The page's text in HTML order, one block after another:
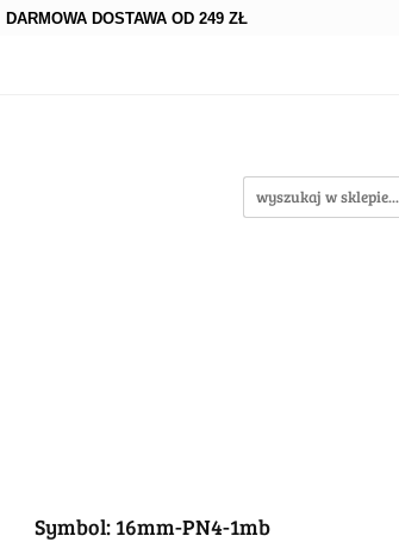
DARMOWA DOSTAWA OD 249 ZŁ
Symbol: 16mm-PN4-1mb